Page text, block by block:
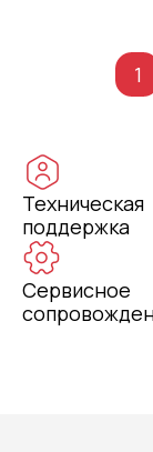
1
Техническая
поддержка
Сервисное